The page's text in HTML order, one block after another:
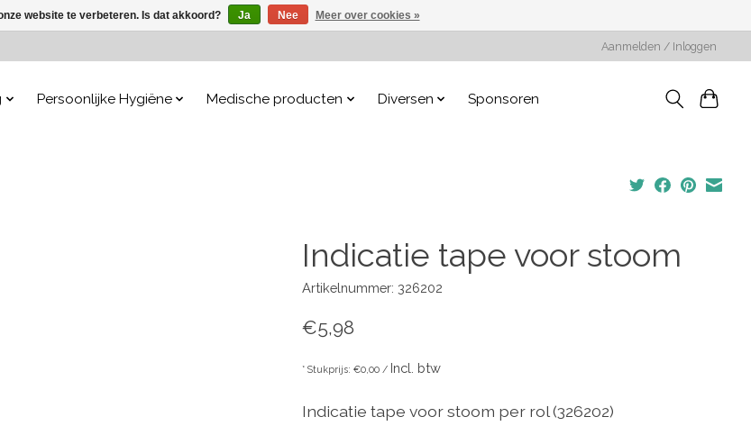
Aanmelden / Inloggen
Persoonlijke Hygiëne Medische producten Diversen Sponsoren
Indicatie tape voor stoom
Artikelnummer: 326202
€5,98
* Stukprijs: €0,00 / Incl. btw
Indicatie tape voor stoom per rol (326202)
website te verbeteren. Is dat akkoord? Ja Nee Meer over cookies »